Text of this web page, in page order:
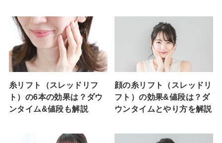
糸リフト（スレッドリフ
ト）の6本の効果は？ダウ
ンタイム&値段も解説
顔の糸リフト（スレッドリ
フト）の効果&値段は？ダ
ウンタイムとやり方を解説